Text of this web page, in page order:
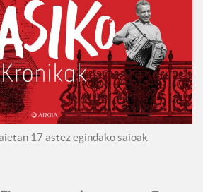
17 astez egindako saioak-